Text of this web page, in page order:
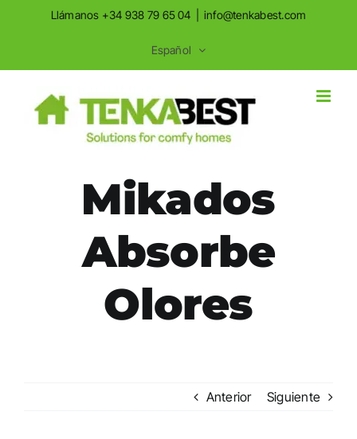
navegación
Llámanos +34 938 79 65 04 info@tenkabest.com
Español
Mikados
Absorbe
Olores
Anterior Siguiente